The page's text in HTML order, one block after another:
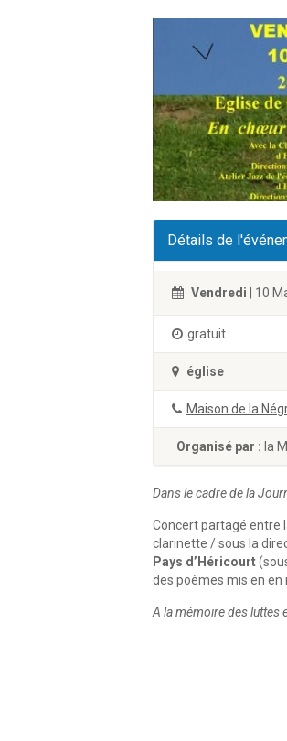
Détails de
Vendredi | 10
gratuit
église
Maison de la
Organisé par : la
Dans le cadre de la
Concert partagé entre
clarinette / sous la
Pays d’Héricourt
des poèmes mis en en
A la mémoire des luttes